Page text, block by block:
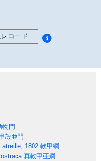
コード
物門
殻亜門
Latreille, 1802 軟甲綱
真軟甲亜綱